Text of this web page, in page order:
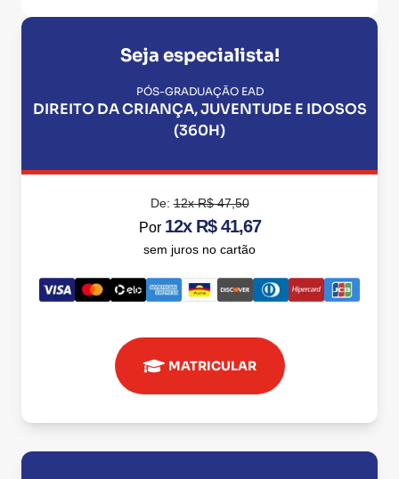
Seja especialista!
PÓS-GRADUAÇÃO EAD
DIREITO DA CRIANÇA, JUVENTUDE E IDOSOS
(360H)
De:12x R$ 47,50
Por 12x R$ 41,67
sem juros no cartão
MATRICULAR